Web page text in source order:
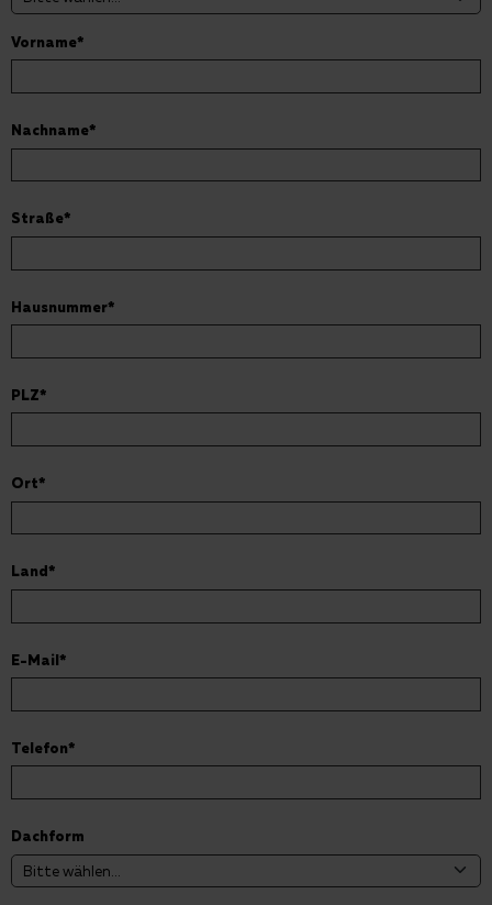
Vorname*
Nachname*
Straße*
Hausnummer*
PLZ*
Ort*
Land*
E-Mail*
Telefon*
Dachform